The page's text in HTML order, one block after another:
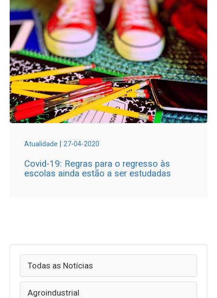
Atualidade | 27-04-2020
Covid-19: Regras para o regresso às
escolas ainda estão a ser estudadas
Todas as Notícias
Agroindustrial